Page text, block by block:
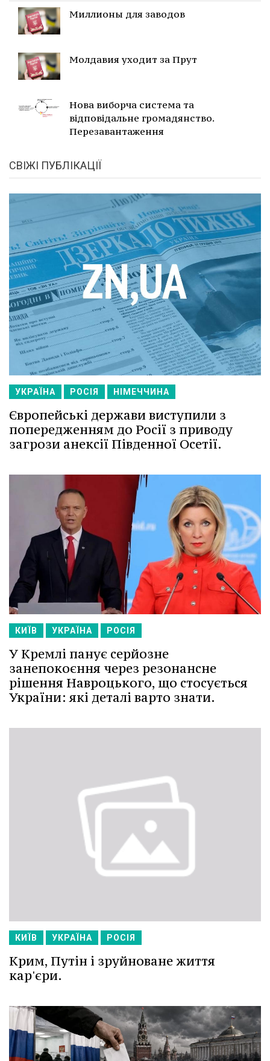
Миллионы для заводов
Молдавия уходит за Прут
Нова виборча система та
відповідальне громадянство.
Перезавантаження
СВІЖІ ПУБЛІКАЦІЇ
УКРАЇНА РОСІЯ НІМЕЧЧИНА
Європейські держави виступили з
попередженням до Росії з приводу
загрози анексії Південної Осетії.
КИЇВ УКРАЇНА РОСІЯ
У Кремлі панує серйозне
занепокоєння через резонансне
рішення Навроцького, що стосується
України: які деталі варто знати.
КИЇВ УКРАЇНА РОСІЯ
Крим, Путін і зруйноване життя
кар'єри.